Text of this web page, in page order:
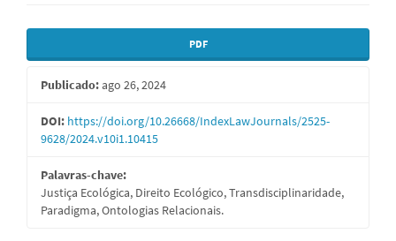
Barra
lateral
de
artigos
PDF
Publicado:ago 26, 2024
DOI: https://doi.org/10.26668/IndexLawJournals/2525-
9628/2024.v10i1.10415
Palavras-chave:
Justiça Ecológica, Direito Ecológico, Transdisciplinaridade,
Paradigma, Ontologias Relacionais.